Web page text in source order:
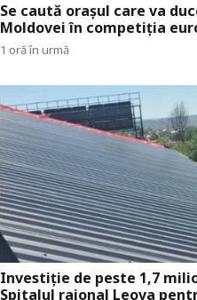
Se caută orașul care va
Moldovei în competiția
1 oră în urmă
Investiție de peste 1,7
Spitalul raional Leova